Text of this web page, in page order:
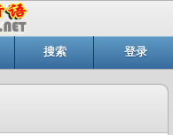
搜索 登录